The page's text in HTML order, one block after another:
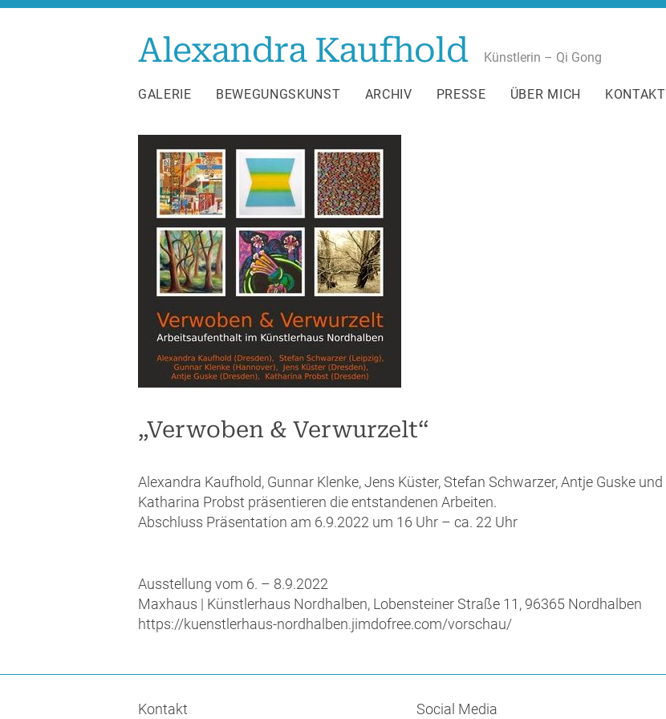
Zum
Alexandra Kaufhold Künstlerin – Qi Gong
GALERIE BEWEGUNGSKUNST ARCHIV PRESSE ÜBER MICH KONTAKT
„Verwoben & Verwurzelt“
Alexandra Kaufhold, Gunnar Klenke, Jens Küster, Stefan Schwarzer, Antje Guske und
Katharina Probst präsentieren die entstandenen Arbeiten.
Abschluss Präsentation am 6.9.2022 um 16 Uhr – ca. 22 Uhr
Ausstellung vom 6. – 8.9.2022
Maxhaus | Künstlerhaus Nordhalben, Lobensteiner Straße 11, 96365 Nordhalben
https://kuenstlerhaus-nordhalben.jimdofree.com/vorschau/
Kontakt Social Media